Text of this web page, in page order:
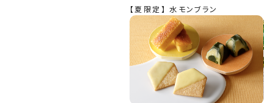
【夏限定】 水モンブラン